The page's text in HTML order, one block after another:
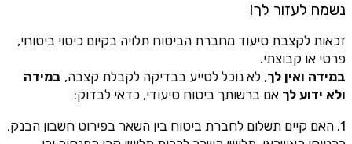
נשמח לעזור לך!
זכאות לקצבת סיעוד מחברת הביטוח תלויה בקיום כיסוי ביטוחי,
פרטי או קבוצתי.
במידה ואין לך, לא נוכל לסייע בבדיקה לקבלת קצבה, במידה
ולא ידוע לך אם ברשותך ביטוח סיעודי, כדאי לבדוק:
1. האם קיים תשלום לחברת ביטוח בין השאר בפירוט חשבון הבנק,